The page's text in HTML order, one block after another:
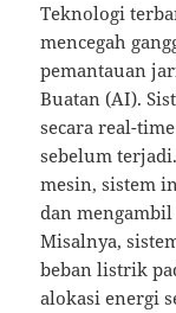
Teknologi
mencegah
pemantauan
Buatan (AI).
secara real-
sebelum
mesin, sistem
dan
Misalnya,
beban listrik
alokasi energi